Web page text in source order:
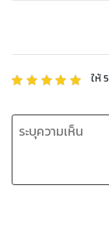
ให้5